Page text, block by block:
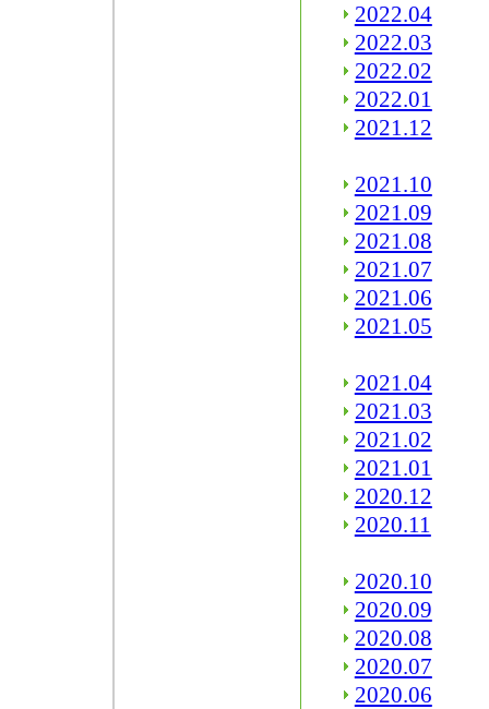
2022.04
2022.03
2022.02
2022.01
2021.12
2021.10
2021.09
2021.08
2021.07
2021.06
2021.05
2021.04
2021.03
2021.02
2021.01
2020.12
2020.11
2020.10
2020.09
2020.08
2020.07
2020.06